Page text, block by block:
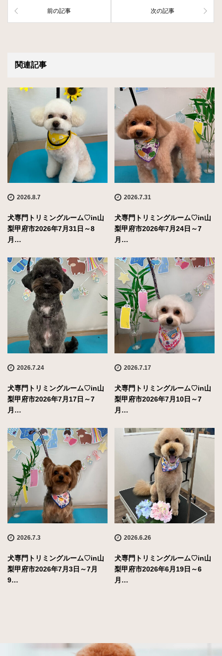
前の記事 次の記事
関連記事
2026.8.7
犬専門トリミングルーム♡in山
梨甲府市2026年7月31日～8
月…
2026.7.31
犬専門トリミングルーム♡in山
梨甲府市2026年7月24日～7
月…
2026.7.24
犬専門トリミングルーム♡in山
梨甲府市2026年7月17日～7
月…
2026.7.17
犬専門トリミングルーム♡in山
梨甲府市2026年7月10日～7
月…
2026.7.3
犬専門トリミングルーム♡in山
梨甲府市2026年7月3日～7月
9…
2026.6.26
犬専門トリミングルーム♡in山
梨甲府市2026年6月19日～6
月…